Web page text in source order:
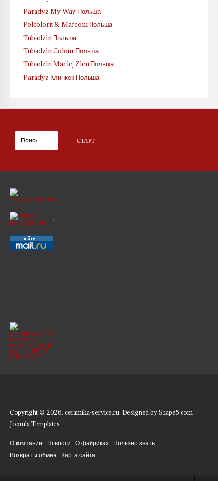
Paradyz My Way Польша
Polcolorit & Marconi Польша
Tubadzin Польша
Tubadzin Colour Польша
Tubadzin Maciej Zien Польша
Paradyz Клинкер Польша
.
Copyright © 2026. ceramika-service.ru. Designed by Shape5.com
Joomla Templates
О компании Новости О фабриках
Полезно знать
Возврат и обмен
Карта сайта